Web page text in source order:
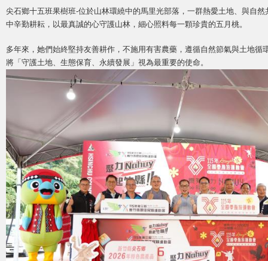
尖石鄉十五班果樹班-位於山林環繞中的馬里光部落，一群熱愛土地、與自
中辛勤耕耘，以最真誠的心守護山林，細心照料每一顆珍貴的五月桃。
多年來，她們始終堅持友善耕作，不施用有害農藥，遵循自然節氣與土地循
將「守護土地、生態保育、永續發展」視為最重要的使命。